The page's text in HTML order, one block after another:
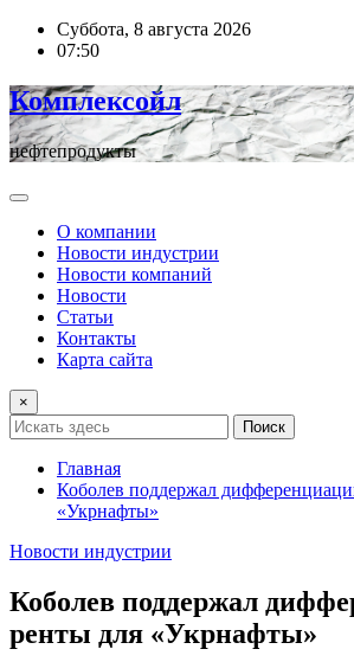
ПерейтиСуббота, 8 августа 2026
07:50
Комплексойл
нефтепродукты
О компании
Новости индустрии
Новости компаний
Новости
Статьи
Контакты
Карта сайта
×
Поиск
Главная
Коболев поддержал
«Укрнафты»
Новости индустрии
Коболев поддержал
ренты для «Укрнафты»